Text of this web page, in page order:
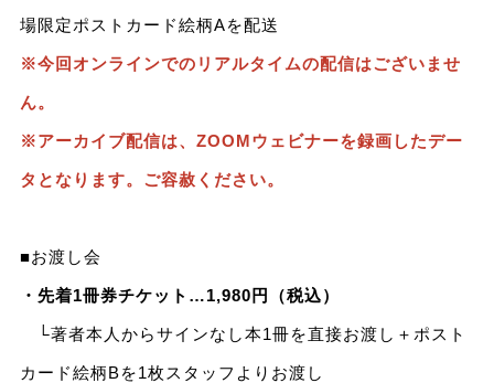
場限定ポストカード絵柄Aを配送
※今回オンラインでのリアルタイムの配信はございませ
ん。
※アーカイブ配信は、ZOOMウェビナーを録画したデー
タとなります。ご容赦ください。
■お渡し会
・先着1冊券チケット…1,980円（税込）
└著者本人からサインなし本1冊を直接お渡し＋ポスト
カード絵柄Bを1枚スタッフよりお渡し